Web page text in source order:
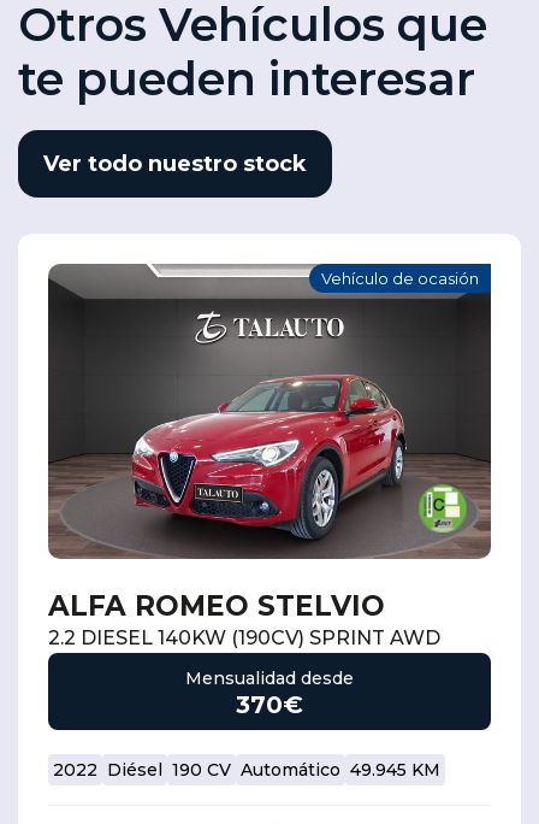
Otros Vehículos que
te pueden interesar
Ver todo nuestro stock
Vehículo de ocasión
ALFA ROMEO STELVIO
2.2 DIESEL 140KW (190CV) SPRINT AWD
Mensualidad desde
370€
2022 Diésel 190 CV Automático 49.945 KM